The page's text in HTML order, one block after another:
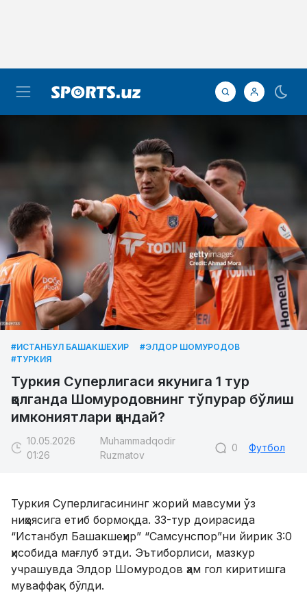
#ИСТАНБУЛ БАШАКШЕХИР
#ЭЛДОР ШОМУРОДОВ
#ТУРКИЯ
Туркия Суперлигаси якунига 1 тур
қолганда Шомуродовнинг тўпурар бўлиш
имкониятлари қандай?
10.05.2026
01:26
Muhammadqodir
Ruzmatov
0 Футбол
Туркия Суперлигасининг жорий мавсуми ўз
ниҳоясига етиб бормоқда. 33-тур доирасида
“Истанбул Башакшеҳир” “Самсунспор”ни йирик 3:0
ҳисобида мағлуб этди. Эътиборлиси, мазкур
учрашувда Элдор Шомуродов ҳам гол киритишга
муваффақ бўлди.